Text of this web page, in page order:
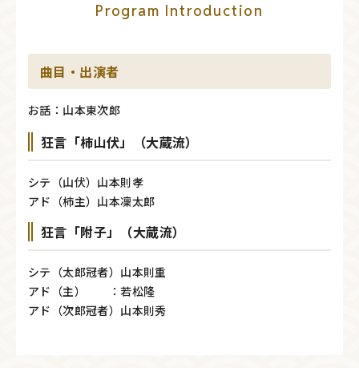
Program Introduction
曲目・出演者
お話：山本東次郎
狂言「柿山伏」（大蔵流）
シテ（山伏）山本則孝
アド（柿主）山本凜太郎
狂言「附子」（大蔵流）
シテ（太郎冠者）山本則重
アド（主） ：若松隆
アド（次郎冠者）山本則秀